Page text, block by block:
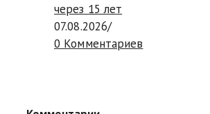
через 15 лет
07.08.2026/
0 Комментариев